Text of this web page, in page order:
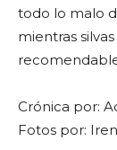
todo lo malo
mientras
Crónica por:
Fotos por: